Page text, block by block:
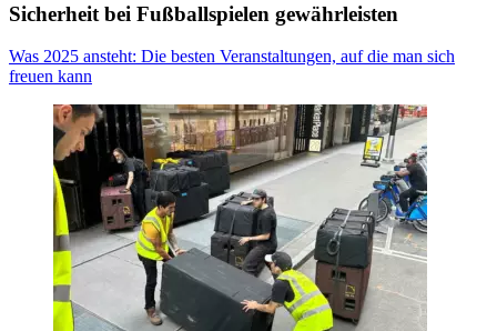
Sicherheit bei Fußballspielen gewährleisten
Was 2025 ansteht: Die besten Veranstaltungen, auf die man sich
freuen kann